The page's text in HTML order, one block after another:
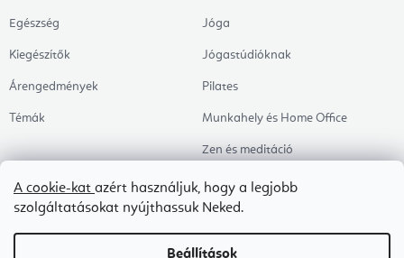
A cookie-kat azért használjuk, hogy a legjobb
szolgáltatásokat nyújthassuk Neked.
Beállítások
Egészség
Kiegészítők
Árengedmények
Témák
Jóga
Jógastúdióknak
Pilates
Munkahely és Home Office
Zen és meditáció
Aromaterápia
Egészséges alvás
Kedvenceink